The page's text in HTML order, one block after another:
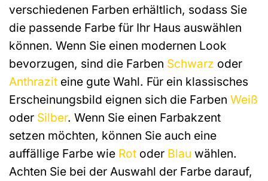
verschiedenen Farben erhältlich, sodass Sie
die passende Farbe für Ihr Haus auswählen
können. Wenn Sie einen modernen Look
bevorzugen, sind die Farben Schwarz oder
Anthrazit eine gute Wahl. Für ein klassisches
Erscheinungsbild eignen sich die Farben Weiß
oder Silber. Wenn Sie einen Farbakzent
setzen möchten, können Sie auch eine
auffällige Farbe wie Rot oder Blau wählen.
Achten Sie bei der Auswahl der Farbe darauf,